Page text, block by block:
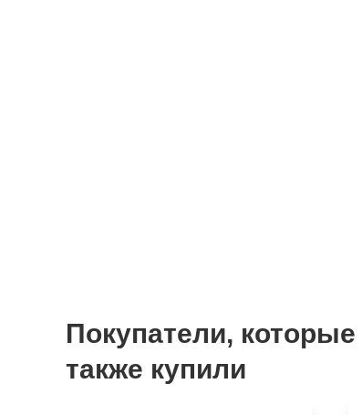
Покупатели,
также купили